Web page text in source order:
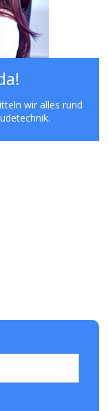
wir alles rund